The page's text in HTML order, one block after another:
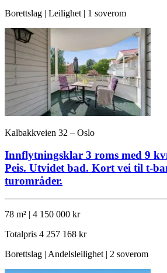
Borettslag | Leilighet | 1 soverom
Kalbakkveien 32 – Oslo
Innflytningsklar 3 roms med 9
Peis. Utvidet bad. Kort vei til t-
turområder.
78 m² | 4 150 000 kr
Totalpris 4 257 168 kr
Borettslag | Andelsleilighet | 2 soverom